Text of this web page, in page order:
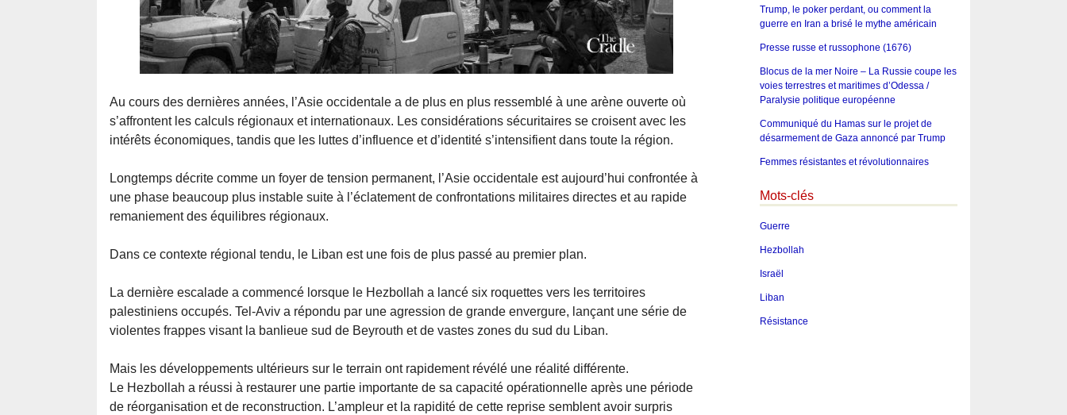
Au cours des dernières années, l’Asie occidentale a de plus en plus ressemblé à une arène ouverte où
s’affrontent les calculs régionaux et internationaux. Les considérations sécuritaires se croisent avec les
intérêts économiques, tandis que les luttes d’influence et d’identité s’intensifient dans toute la région.
Longtemps décrite comme un foyer de tension permanent, l’Asie occidentale est aujourd’hui confrontée à
une phase beaucoup plus instable suite à l’éclatement de confrontations militaires directes et au rapide
remaniement des équilibres régionaux.
Dans ce contexte régional tendu, le Liban est une fois de plus passé au premier plan.
La dernière escalade a commencé lorsque le Hezbollah a lancé six roquettes vers les territoires
palestiniens occupés. Tel-Aviv a répondu par une agression de grande envergure, lançant une série de
violentes frappes visant la banlieue sud de Beyrouth et de vastes zones du sud du Liban.
Mais les développements ultérieurs sur le terrain ont rapidement révélé une réalité différente.
Le Hezbollah a réussi à restaurer une partie importante de sa capacité opérationnelle après une période
de réorganisation et de reconstruction. L’ampleur et la rapidité de cette reprise semblent avoir surpris
Trump, le poker perdant, ou comment la
guerre en Iran a brisé le mythe américain
Presse russe et russophone (1676)
Blocus de la mer Noire – La Russie coupe les
voies terrestres et maritimes d’Odessa /
Paralysie politique européenne
Communiqué du Hamas sur le projet de
désarmement de Gaza annoncé par Trump
Femmes résistantes et révolutionnaires
Mots-clés
Guerre
Hezbollah
Israël
Liban
Résistance